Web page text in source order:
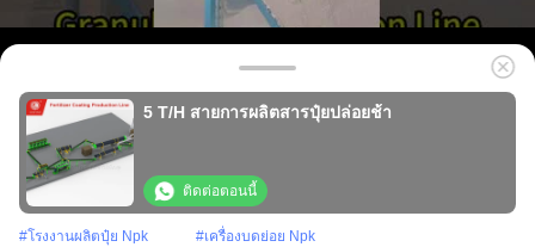
5 T/H สายการผลิตสารปุ๋ยปล่อยช้า
ติดต่อตอนนี้
#โรงงานผลิตปุ๋ย Npk #เครื่องบดย่อย Npk